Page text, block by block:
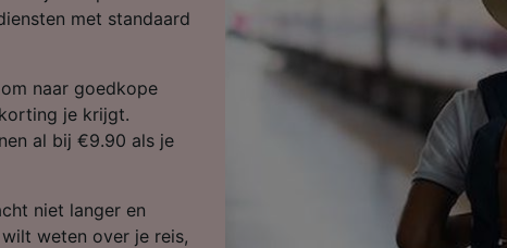
met standaard
naar goedkope
je krijgt.
al bij €9.90 als je
niet langer en
weten over je reis,
identificatie. Informatie op een apparaat opslaan en/of
advertenties en content, advertentie- en
doelgroepenonderzoek en ontwikkeling van diensten.
(derden)